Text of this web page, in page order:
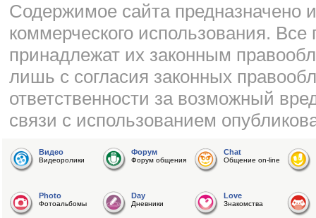
Cодержимое сайта предназначено
коммерческого использования.
принадлежат их законным
лишь с согласия законных
ответственности за возможный
связи с использованием
Видео
Видеоролики
Форум
Форум общения
Chat
Общение on-line
Photo
Фотоальбомы
Day
Дневники
Love
Знакомства